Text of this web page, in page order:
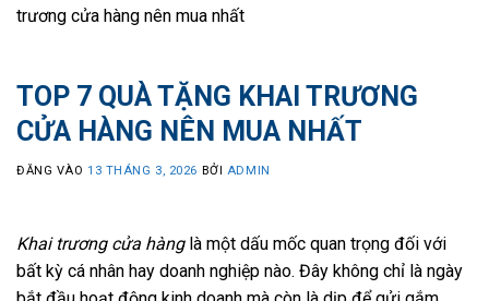
trương cửa hàng nên mua nhất
TOP 7 QUÀ TẶNG KHAI TRƯƠNG
CỬA HÀNG NÊN MUA NHẤT
ĐĂNG VÀO13 THÁNG 3, 2026 BỞI ADMIN
Khai trương cửa hànglà một dấu mốc quan trọng đối với
bất kỳ cá nhân hay doanh nghiệp nào. Đây không chỉ là ngày